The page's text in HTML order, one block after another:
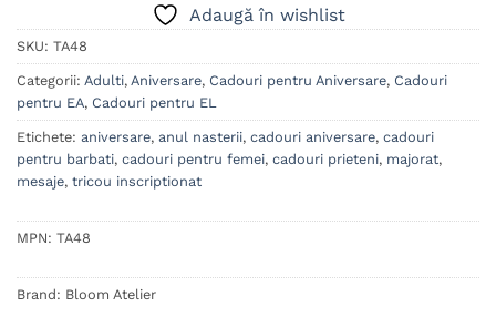
Adaugă în wishlist
SKU: TA48
Categorii: Adulti, Aniversare, Cadouri pentru Aniversare, Cadouri
pentru EA, Cadouri pentru EL
Etichete: aniversare, anul nasterii, cadouri aniversare, cadouri
pentru barbati, cadouri pentru femei, cadouri prieteni, majorat,
mesaje, tricou inscriptionat
MPN: TA48
Brand: Bloom Atelier